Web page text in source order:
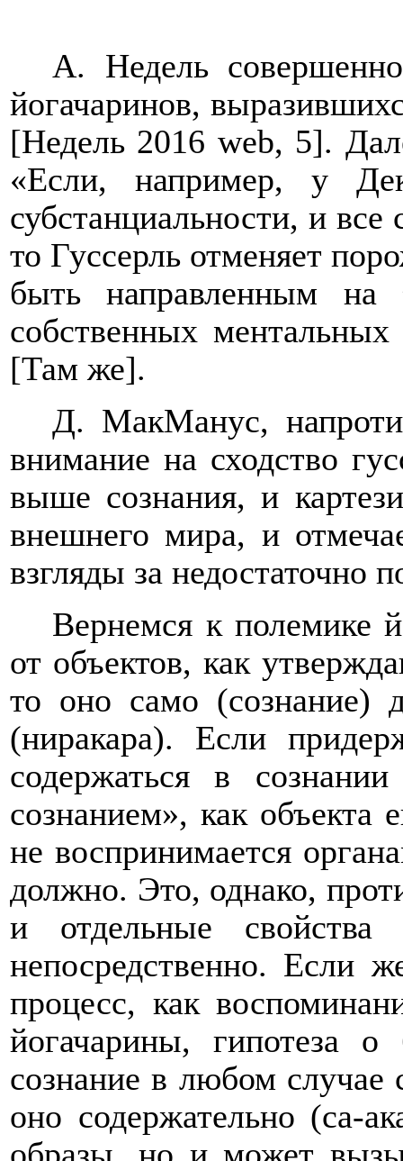
А. Недель
йогачаринов,
[Недель 2016 web, 5].
«Если, например, у
субстанциальности, и все
то Гуссерль отменяет
быть направленным на
собственных
[Там же].
Д. МакМанус,
внимание на сходство
выше сознания, и
внешнего мира, и
взгляды за недостаточно
Вернемся к полемике
от объектов, как
то оно само (сознание)
(ниракара). Если
содержаться в
сознанием», как объекта
не воспринимается
должно. Это, однако,
и отдельные
непосредственно. Если
процесс, как
йогачарины, гипотеза о
сознание в любом
оно содержательно (са-